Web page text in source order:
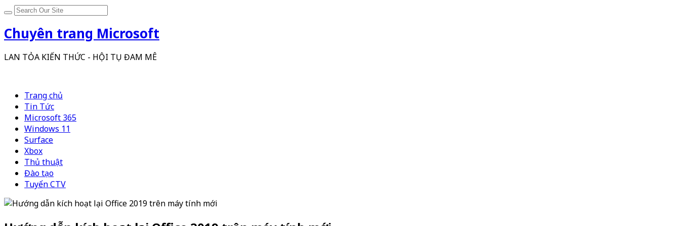
Chuyên trang Microsoft
LAN TỎA KIẾN THỨC - HỘI TỤ ĐAM MÊ
Trang chủ
Tin Tức
Microsoft 365
Windows 11
Surface
Xbox
Thủ thuật
Đào tạo
Tuyển CTV